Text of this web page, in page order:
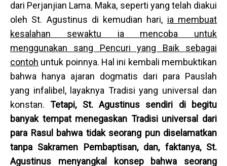
dari Perjanjian Lama. Maka, seperti yang telah diakui
oleh St. Agustinus di kemudian hari, ia membuat
kesalahan sewaktu ia mencoba untuk
menggunakan sang Pencuri yang Baik sebagai
contoh untuk poinnya. Hal ini kembali membuktikan
bahwa hanya ajaran dogmatis dari para Pauslah
yang infalibel, layaknya Tradisi yang universal dan
konstan.Tetapi, St. Agustinus sendiri di begitu
banyak tempat menegaskan Tradisi universal dari
para Rasul bahwa tidak seorang pun diselamatkan
tanpa Sakramen Pembaptisan, dan, faktanya, St.
Agustinus menyangkal konsep bahwa seorang